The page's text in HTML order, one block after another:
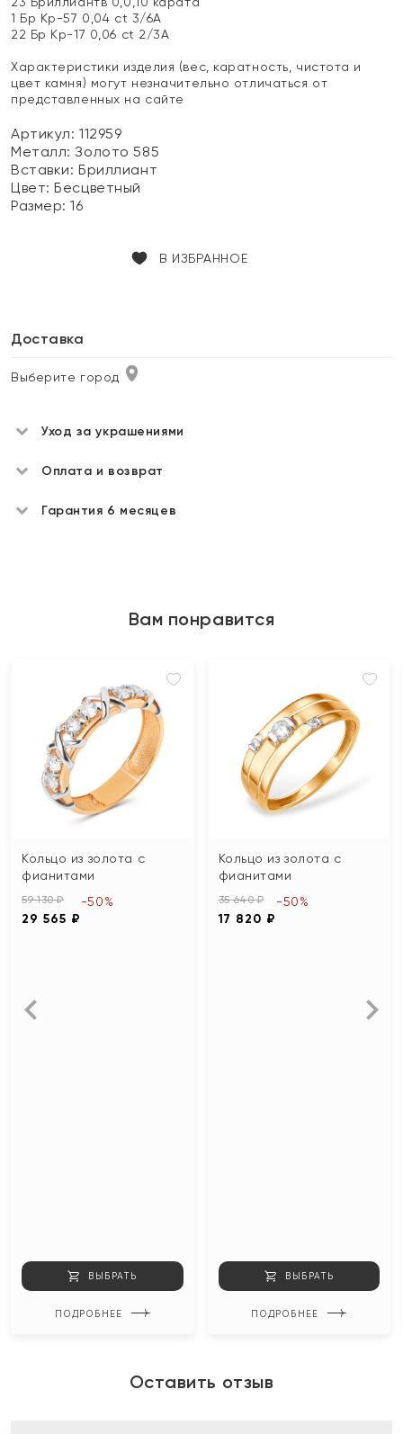
1 Бр Кр-57 0,04 ct 3/6А
22 Бр Кр-17 0,06 ct 2/3А
Характеристики изделия (вес, каратность, чистота и
цвет камня) могут незначительно отличаться от
представленных на сайте
Артикул: 112959
Металл:Золото 585
Вставки:Бриллиант
Цвет:Бесцветный
Размер:16
В ИЗБРАННОЕ
Доставка
Выберите город
Уход за украшениями
Оплата и возврат
Гарантия 6 месяцев
Вам понравится
Кольцо из золота с
фианитами
59 130 ₽
29 565 ₽
-50%
ВЫБРАТЬ
ПОДРОБНЕЕ
Кольцо из золота с
фианитами
35 640 ₽
17 820 ₽
-50%
ВЫБРАТЬ
ПОДРОБНЕЕ
Оставить отзыв